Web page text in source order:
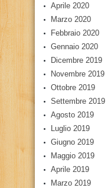
Aprile 2020
Marzo 2020
Febbraio 2020
Gennaio 2020
Dicembre 2019
Novembre 2019
Ottobre 2019
Settembre 2019
Agosto 2019
Luglio 2019
Giugno 2019
Maggio 2019
Aprile 2019
Marzo 2019